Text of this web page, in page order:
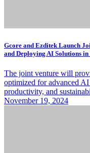
Gcore and Ezditek Launch
and Deploying AI Solutions
The joint venture will
optimized for advanced
productivity, and
November 19, 2024